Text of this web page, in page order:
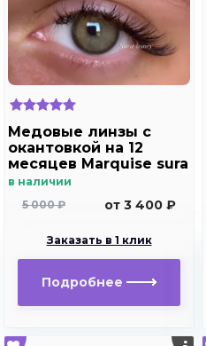
Медовые линзы с
окантовкой на 12
месяцев Marquise sura
Honey
в наличии
5 000 ₽
от 3 400 ₽
Заказать в 1 клик
Подробнее